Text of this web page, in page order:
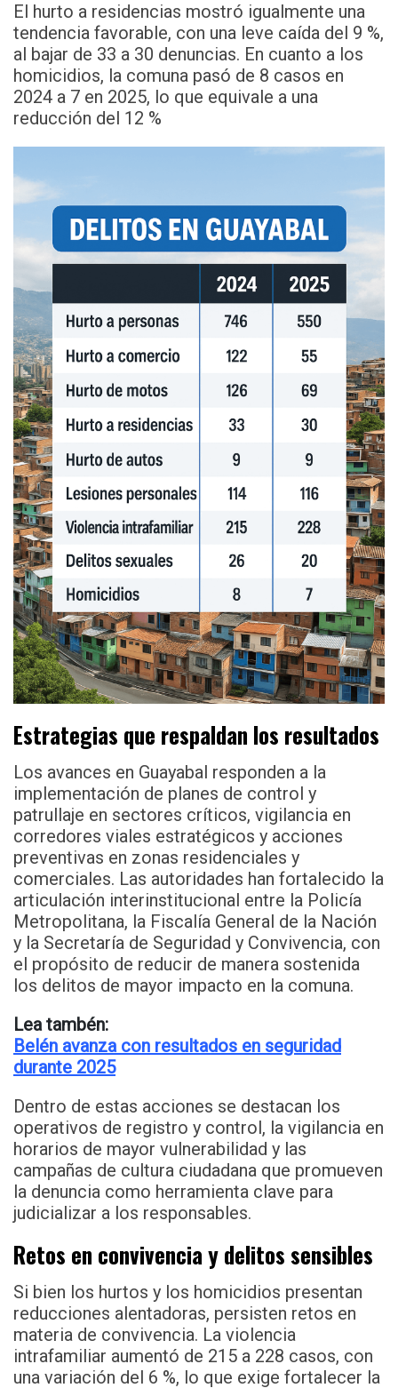
El hurto a residencias mostró igualmente una
tendencia favorable, con una leve caída del 9 %,
al bajar de 33 a 30 denuncias. En cuanto a los
homicidios, la comuna pasó de 8 casos en
2024 a 7 en 2025, lo que equivale a una
reducción del 12 %
Estrategias que respaldan los resultados
Los avances en Guayabal responden a la
implementación de planes de control y
patrullaje en sectores críticos, vigilancia en
corredores viales estratégicos y acciones
preventivas en zonas residenciales y
comerciales. Las autoridades han fortalecido la
articulación interinstitucional entre la Policía
Metropolitana, la Fiscalía General de la Nación
y la Secretaría de Seguridad y Convivencia, con
el propósito de reducir de manera sostenida
los delitos de mayor impacto en la comuna.
Lea tambén:
Belén avanza con resultados en seguridad
durante 2025
Dentro de estas acciones se destacan los
operativos de registro y control, la vigilancia en
horarios de mayor vulnerabilidad y las
campañas de cultura ciudadana que promueven
la denuncia como herramienta clave para
judicializar a los responsables.
Retos en convivencia y delitos sensibles
Si bien los hurtos y los homicidios presentan
reducciones alentadoras, persisten retos en
materia de convivencia. La violencia
intrafamiliar aumentó de 215 a 228 casos, con
una variación del 6 %, lo que exige fortalecer la